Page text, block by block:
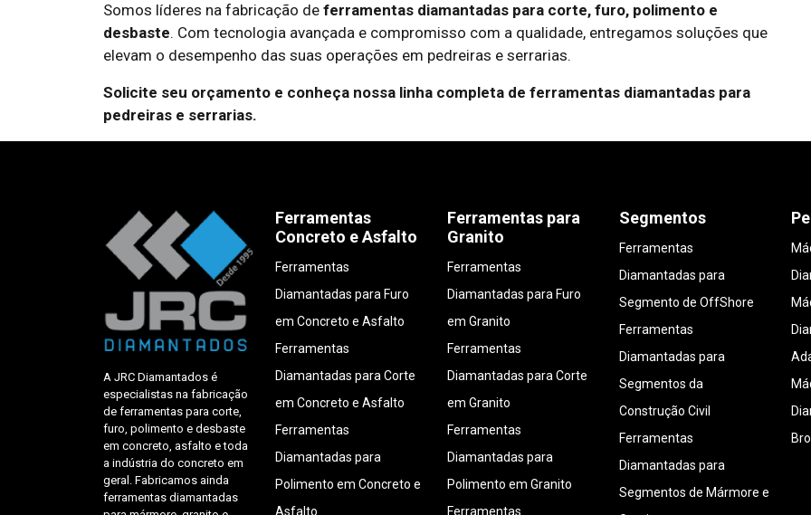
Somos líderes na fabricação de ferramentas diamantadas para corte, furo, polimento e
desbaste. Com tecnologia avançada e compromisso com a qualidade, entregamos soluções que
elevam o desempenho das suas operações em pedreiras e serrarias.
Solicite seu orçamento e conheça nossa linha completa de ferramentas diamantadas para
pedreiras e serrarias.
A JRC Diamantados é
especialistas na fabricação
de ferramentas para corte,
furo, polimento e desbaste
em concreto, asfalto e toda
a indústria do concreto em
geral. Fabricamos ainda
ferramentas diamantadas
Ferramentas
Concreto e Asfalto
Ferramentas
Diamantadas para Furo
em Concreto e Asfalto
Ferramentas
Diamantadas para Corte
em Concreto e Asfalto
Ferramentas
Diamantadas para
Polimento em Concreto e
Asfalto
Ferramentas para
Granito
Ferramentas
Diamantadas para Furo
em Granito
Ferramentas
Diamantadas para Corte
em Granito
Ferramentas
Diamantadas para
Polimento em Granito
Ferramentas
Segmentos
Ferramentas
Diamantadas para
Segmento de OffShore
Ferramentas
Diamantadas para
Segmentos da
Construção Civil
Ferramentas
Diamantadas para
Segmentos de Mármore e